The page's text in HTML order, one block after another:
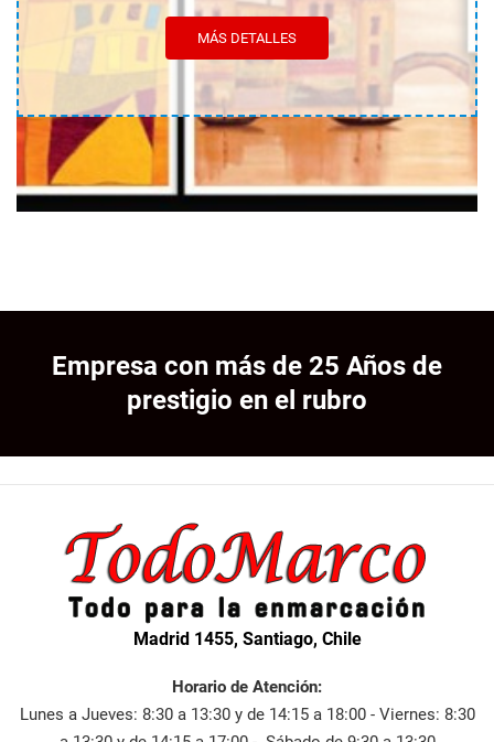
MÁS DETALLES
Empresa con más de 25 Años de
prestigio en el rubro
Madrid 1455, Santiago, Chile
Horario de Atención:
Lunes a Jueves: 8:30 a 13:30 y de 14:15 a 18:00 - Viernes: 8:30